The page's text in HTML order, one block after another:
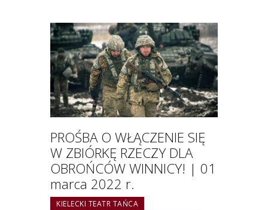
PROŚBA O WŁĄCZENIE SIĘ
W ZBIÓRKĘ RZECZY DLA
OBROŃCÓW WINNICY! | 01
marca 2022 r.
KIELECKI TEATR TAŃCA